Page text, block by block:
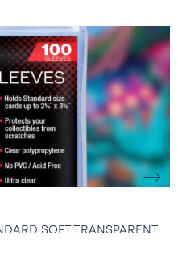
SOFT TRANSPARENT